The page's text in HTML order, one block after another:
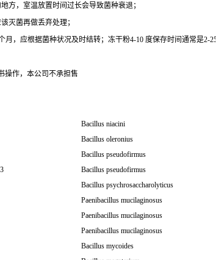
方，室温放置时间过长会导致菌种衰退；
灭菌再做丢弃处理；
，应根据菌种状况及时结转；冻干粉4-10 度保存时间通常是2-
操作，本公司不承担售
Bacillus niacini
Bacillus oleronius
Bacillus pseudofirmus
Bacillus pseudofirmus
Bacillus psychrosaccharolyticus
Paenibacillus mucilaginosus
Paenibacillus mucilaginosus
Paenibacillus mucilaginosus
Bacillus mycoides